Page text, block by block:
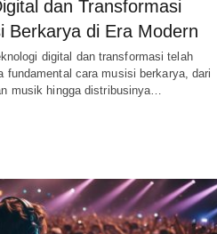
dan Transformasi
Berkarya di Era Modern
digital dan transformasi telah
fundamental cara musisi berkarya, dari
musik hingga distribusinya…